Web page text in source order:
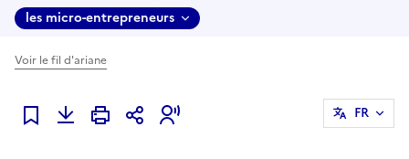
les micro-entrepreneurs
Voir le fil d'ariane
Ajouter à mes favoris
FR